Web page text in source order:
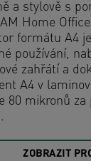
a stylově s
Home
formátu A4
používání,
zahřátí a
A4 v
80 mikronů za
ZOBRAZIT